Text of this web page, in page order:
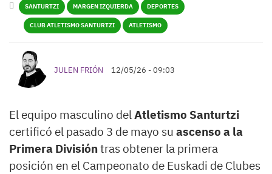
SANTURTZI MARGEN IZQUIERDA DEPORTES
CLUB ATLETISMO SANTURTZI ATLETISMO
JULEN FRIÓN 12/05/26 - 09:03
El equipo masculino delAtletismo Santurtzi
certificó el pasado 3 de mayo su ascenso a la
Primera Divisióntras obtener la primera
posición en el Campeonato de Euskadi de Clubes